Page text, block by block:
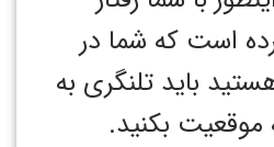
است که شما در
باید تلنگری به
موقعیت بکنید.